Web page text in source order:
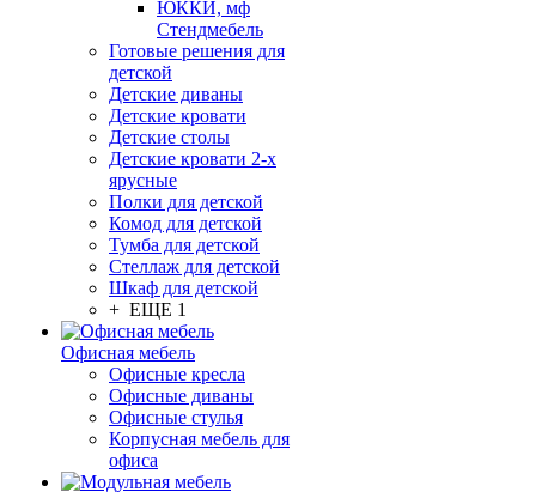
ЮККИ, мф
Стендмебель
Готовые решения для
детской
Детские диваны
Детские кровати
Детские столы
Детские кровати 2-х
ярусные
Полки для детской
Комод для детской
Тумба для детской
Стеллаж для детской
Шкаф для детской
+ ЕЩЕ 1
Офисная мебель
Офисные кресла
Офисные диваны
Офисные стулья
Корпусная мебель для
офиса